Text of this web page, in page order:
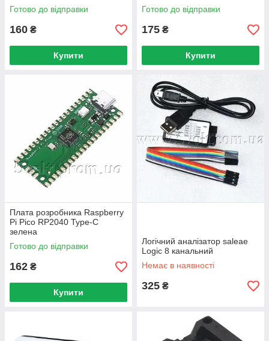
Готово до відправки
160 ₴
Купити
Готово до відправки
175 ₴
Купити
Плата розробника Raspberry
Pi Pico RP2040 Type-C
зелена
Готово до відправки
162 ₴
Купити
Логічний аналізатор saleae
Logic 8 канальний
Немає в наявності
325 ₴